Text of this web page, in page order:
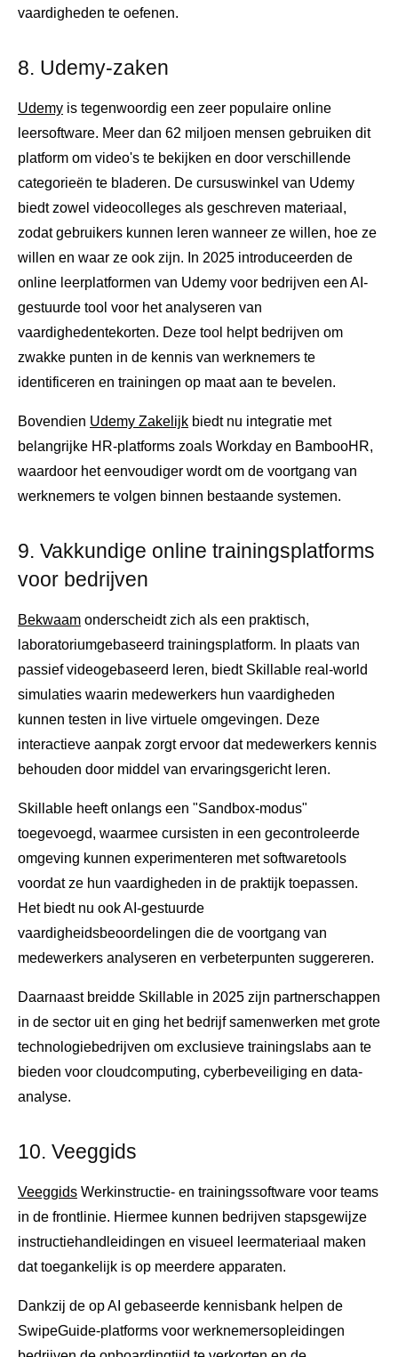
vaardigheden te oefenen.
8. Udemy-zaken
Udemy is tegenwoordig een zeer populaire online
leersoftware. Meer dan 62 miljoen mensen gebruiken dit
platform om video's te bekijken en door verschillende
categorieën te bladeren. De cursuswinkel van Udemy
biedt zowel videocolleges als geschreven materiaal,
zodat gebruikers kunnen leren wanneer ze willen, hoe ze
willen en waar ze ook zijn. In 2025 introduceerden de
online leerplatformen van Udemy voor bedrijven een AI-
gestuurde tool voor het analyseren van
vaardighedentekorten. Deze tool helpt bedrijven om
zwakke punten in de kennis van werknemers te
identificeren en trainingen op maat aan te bevelen.
Bovendien Udemy Zakelijk biedt nu integratie met
belangrijke HR-platforms zoals Workday en BambooHR,
waardoor het eenvoudiger wordt om de voortgang van
werknemers te volgen binnen bestaande systemen.
9. Vakkundige online trainingsplatforms
voor bedrijven
Bekwaam onderscheidt zich als een praktisch,
laboratoriumgebaseerd trainingsplatform. In plaats van
passief videogebaseerd leren, biedt Skillable real-world
simulaties waarin medewerkers hun vaardigheden
kunnen testen in live virtuele omgevingen. Deze
interactieve aanpak zorgt ervoor dat medewerkers kennis
behouden door middel van ervaringsgericht leren.
Skillable heeft onlangs een "Sandbox-modus"
toegevoegd, waarmee cursisten in een gecontroleerde
omgeving kunnen experimenteren met softwaretools
voordat ze hun vaardigheden in de praktijk toepassen.
Het biedt nu ook AI-gestuurde
vaardigheidsbeoordelingen die de voortgang van
medewerkers analyseren en verbeterpunten suggereren.
Daarnaast breidde Skillable in 2025 zijn partnerschappen
in de sector uit en ging het bedrijf samenwerken met grote
technologiebedrijven om exclusieve trainingslabs aan te
bieden voor cloudcomputing, cyberbeveiliging en data-
analyse.
10. Veeggids
Veeggids Werkinstructie- en trainingssoftware voor teams
in de frontlinie. Hiermee kunnen bedrijven stapsgewijze
instructiehandleidingen en visueel leermateriaal maken
dat toegankelijk is op meerdere apparaten.
Dankzij de op AI gebaseerde kennisbank helpen de
SwipeGuide-platforms voor werknemersopleidingen